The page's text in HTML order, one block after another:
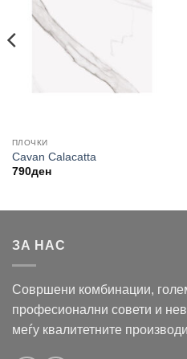
ПЛОЧКИ
Cavan Calacatta
790ден
ЗА НАС
Совршени комбинации,
професионални совети и
меѓу квалитетните